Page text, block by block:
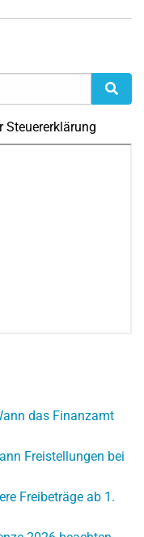
Steuererklärung
das Finanzamt
Freistellungen bei
Freibeträge ab 1.